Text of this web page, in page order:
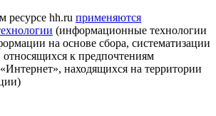
hh.ru применяются
(информационные технологии
на основе сбора, систематизации
относящихся к предпочтениям
находящихся на территории